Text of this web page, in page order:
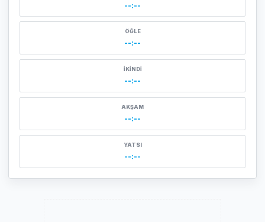
--:--
ÖĞLE
--:--
İKINDI
--:--
AKŞAM
--:--
YATSI
--:--